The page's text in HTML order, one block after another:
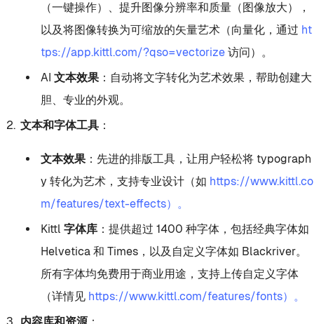
（一键操作）、提升图像分辨率和质量（图像放大），
以及将图像转换为可缩放的矢量艺术（向量化，通过 ht
tps://app.kittl.com/?qso=vectorize访问）。
AI 文本效果：自动将文字转化为艺术效果，帮助创建大
胆、专业的外观。
文本和字体工具：
文本效果：先进的排版工具，让用户轻松将 typograph
y 转化为艺术，支持专业设计（如 https://www.kittl.co
m/features/text-effects）。
Kittl 字体库：提供超过 1400 种字体，包括经典字体如
Helvetica 和 Times，以及自定义字体如 Blackriver。
所有字体均免费用于商业用途，支持上传自定义字体
（详情见 https://www.kittl.com/features/fonts）。